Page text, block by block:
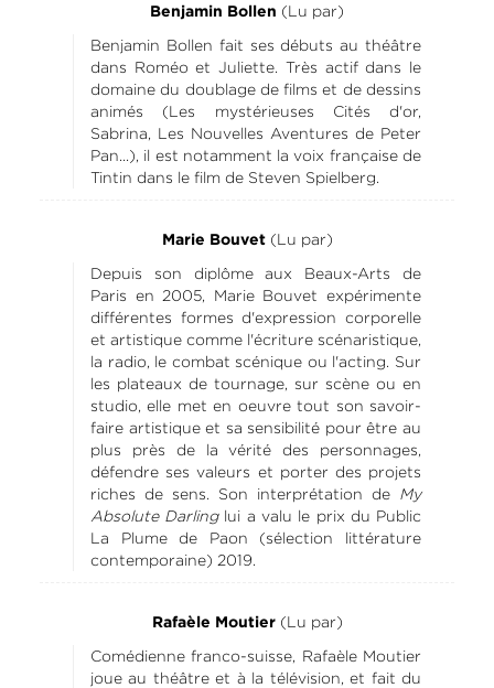
Benjamin Bollen (Lu par)
Benjamin Bollen fait ses débuts au théâtre
dans Roméo et Juliette. Très actif dans le
domaine du doublage de films et de dessins
animés (Les mystérieuses Cités d'or,
Sabrina, Les Nouvelles Aventures de Peter
Pan...), il est notamment la voix française de
Tintin dans le film de Steven Spielberg.
Marie Bouvet(Lu par)
Depuis son diplôme aux Beaux-Arts de
Paris en 2005, Marie Bouvet expérimente
différentes formes d'expression corporelle
et artistique comme l'écriture scénaristique,
la radio, le combat scénique ou l'acting. Sur
les plateaux de tournage, sur scène ou en
studio, elle met en oeuvre tout son savoir-
faire artistique et sa sensibilité pour être au
plus près de la vérité des personnages,
défendre ses valeurs et porter des projets
riches de sens. Son interprétation de My
Absolute Darlinglui a valu le prix du Public
La Plume de Paon (sélection littérature
contemporaine) 2019.
Rafaèle Moutier(Lu par)
Comédienne franco-suisse, Rafaèle Moutier
joue au théâtre et à la télévision, et fait du